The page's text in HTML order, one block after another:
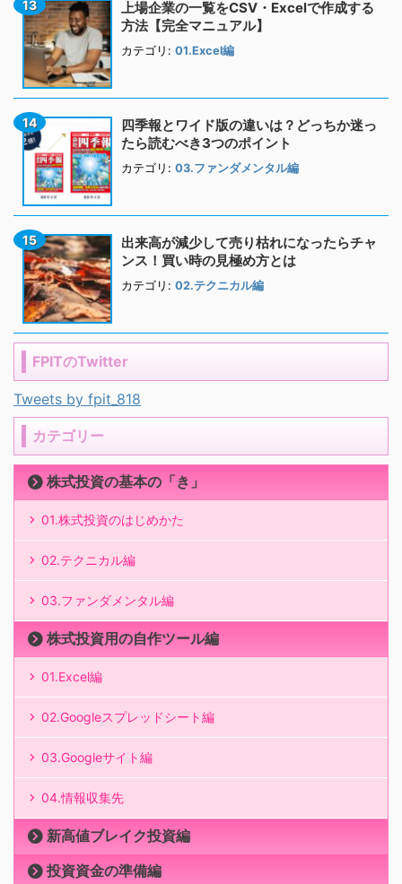
上場企業の一覧をCSV・Excelで作成する
方法【完全マニュアル】
カテゴリ: 01.Excel編
四季報とワイド版の違いは？どっちか迷っ
たら読むべき3つのポイント
カテゴリ: 03.ファンダメンタル編
出来高が減少して売り枯れになったらチャ
ンス！買い時の見極め方とは
カテゴリ: 02.テクニカル編
FPITのTwitter
Tweets by fpit_818
カテゴリー
株式投資の基本の「き」
01.株式投資のはじめかた
02.テクニカル編
03.ファンダメンタル編
株式投資用の自作ツール編
01.Excel編
02.Googleスプレッドシート編
03.Googleサイト編
04.情報収集先
新高値ブレイク投資編
投資資金の準備編